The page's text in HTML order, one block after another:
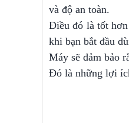
và độ an toàn.
Điều đó là tốt
khi bạn bắt đầu
Máy sẽ đảm bảo
Đó là những lợi